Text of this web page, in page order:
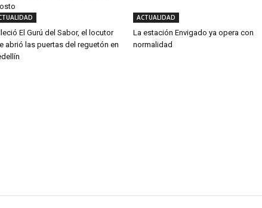
El Gurú del Sabor, el locutor
abrió las puertas del reguetón en
ACTUALIDAD
La estación Envigado ya opera con
normalidad